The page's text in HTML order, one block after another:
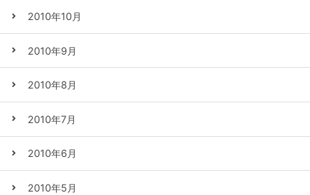
2010年10月
2010年9月
2010年8月
2010年7月
2010年6月
2010年5月